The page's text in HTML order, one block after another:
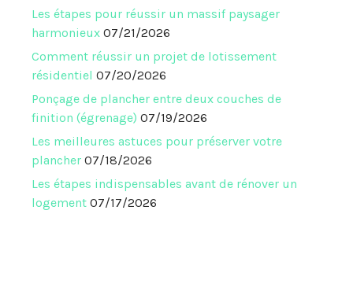
Les étapes pour réussir un massif paysager
harmonieux 07/21/2026
Comment réussir un projet de lotissement
résidentiel 07/20/2026
Ponçage de plancher entre deux couches de
finition (égrenage) 07/19/2026
Les meilleures astuces pour préserver votre
plancher 07/18/2026
Les étapes indispensables avant de rénover un
logement 07/17/2026